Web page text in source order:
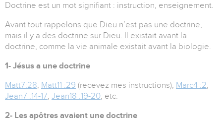
Doctrine est un mot signifiant : instruction, enseignement.
Avant tout rappelons que Dieu n’est pas une doctrine,
mais il y a des doctrine sur Dieu. Il existait avant la
doctrine, comme la vie animale existait avant la biologie.
1- Jésus a une doctrine
Matt7:28, Matt11 :29 (recevez mes instructions), Marc4 :2,
Jean7 :14-17, Jean18 :19-20, etc.
2- Les apôtres avaient une doctrine